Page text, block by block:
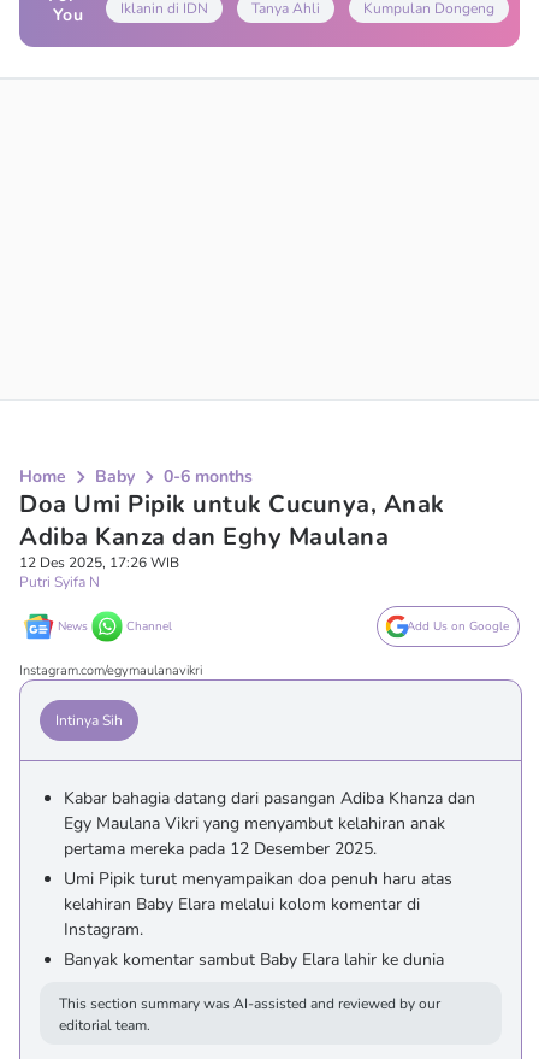
You
Iklanin di IDN Tanya Ahli Kumpulan Dongeng
Home Baby 0-6 months
Doa Umi Pipik untuk Cucunya, Anak
Adiba Kanza dan Eghy Maulana
12 Des 2025, 17:26 WIB
Putri Syifa N
News Channel Add Us on Google
Instagram.com/egymaulanavikri
Intinya Sih
Kabar bahagia datang dari pasangan Adiba Khanza dan
Egy Maulana Vikri yang menyambut kelahiran anak
pertama mereka pada 12 Desember 2025.
Umi Pipik turut menyampaikan doa penuh haru atas
kelahiran Baby Elara melalui kolom komentar di
Instagram.
Banyak komentar sambut Baby Elara lahir ke dunia
This section summary was AI-assisted and reviewed by our
editorial team.